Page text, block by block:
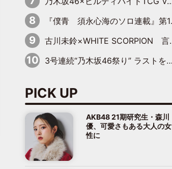
『僕青 須永心海のソロ連載』第18回：「バーゲンセールハンターみうな inしまむら」編
古川未鈴×WHITE SCORPION 言葉が背中を押した“それぞれの決意”
3号連続“乃木坂46祭り” ラストを飾るのは賀喜遥香…5年ぶりの登場に「5年分大人になった私を見ていただけたら」
PICK UP
AKB48 21期研究生・森川
優、可愛さもある大人の女
性に